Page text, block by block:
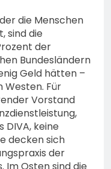
die Menschen
sind die
der
Bundesländern
Geld hätten –
Westen. Für
Vorstand
keine
decken sich
der